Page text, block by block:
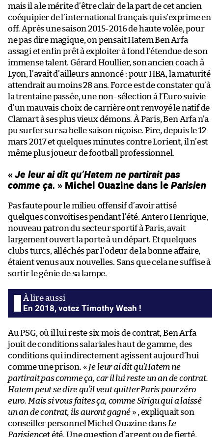
mais il a le mérite d’être clair de la part de cet ancien
coéquipier de l’international français qui s’exprime en
off. Après une saison 2015-2016 de haute volée, pour
ne pas dire magique, on pensait Hatem Ben Arfa
assagi et enfin prêt à exploiter à fond l’étendue de son
immense talent. Gérard Houllier, son ancien coach à
Lyon, l’avait d’ailleurs annoncé : pour HBA, la maturité
attendrait au moins 28 ans. Force est de constater qu’à
la trentaine passée, une non-sélection à l’Euro suivie
d’un mauvais choix de carrière ont renvoyé le natif de
Clamart à ses plus vieux démons. À Paris, Ben Arfa n’a
pu surfer sur sa belle saison niçoise. Pire, depuis le 12
mars 2017 et quelques minutes contre Lorient, il n’est
même plus joueur de football professionnel.
«Je leur ai dit qu’Hatem ne partirait pas
comme ça. » Michel Ouazine dans leParisien
Pas faute pour le milieu offensif d’avoir attisé
quelques convoitises pendant l’été. Antero Henrique,
nouveau patron du secteur sportif à Paris, avait
largement ouvert la porte à un départ. Et quelques
clubs turcs, alléchés par l’odeur de la bonne affaire,
étaient venus aux nouvelles. Sans que cela ne suffise à
sortir le génie de sa lampe.
En 2018, votez Timothy Weah !
Au PSG, où il lui reste six mois de contrat, Ben Arfa
jouit de conditions salariales haut de gamme, des
conditions qui indirectement agissent aujourd’hui
comme une prison. « Je leur ai dit qu’Hatem ne
partirait pas comme ça, car il lui reste un an de contrat.
Hatem peut se dire qu’il veut quitter Paris pour zéro
euro. Mais si vous faites ça, comme Sirigu qui a laissé
un an de contrat, ils auront gagné» , expliquait son
conseiller personnel Michel Ouazine dans Le
Parisiencet été. Une question d’argent ou de fierté,